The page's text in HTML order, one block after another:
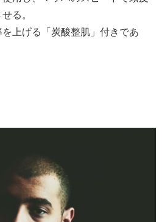
る。
を上げる「炭酸整肌」付きであ